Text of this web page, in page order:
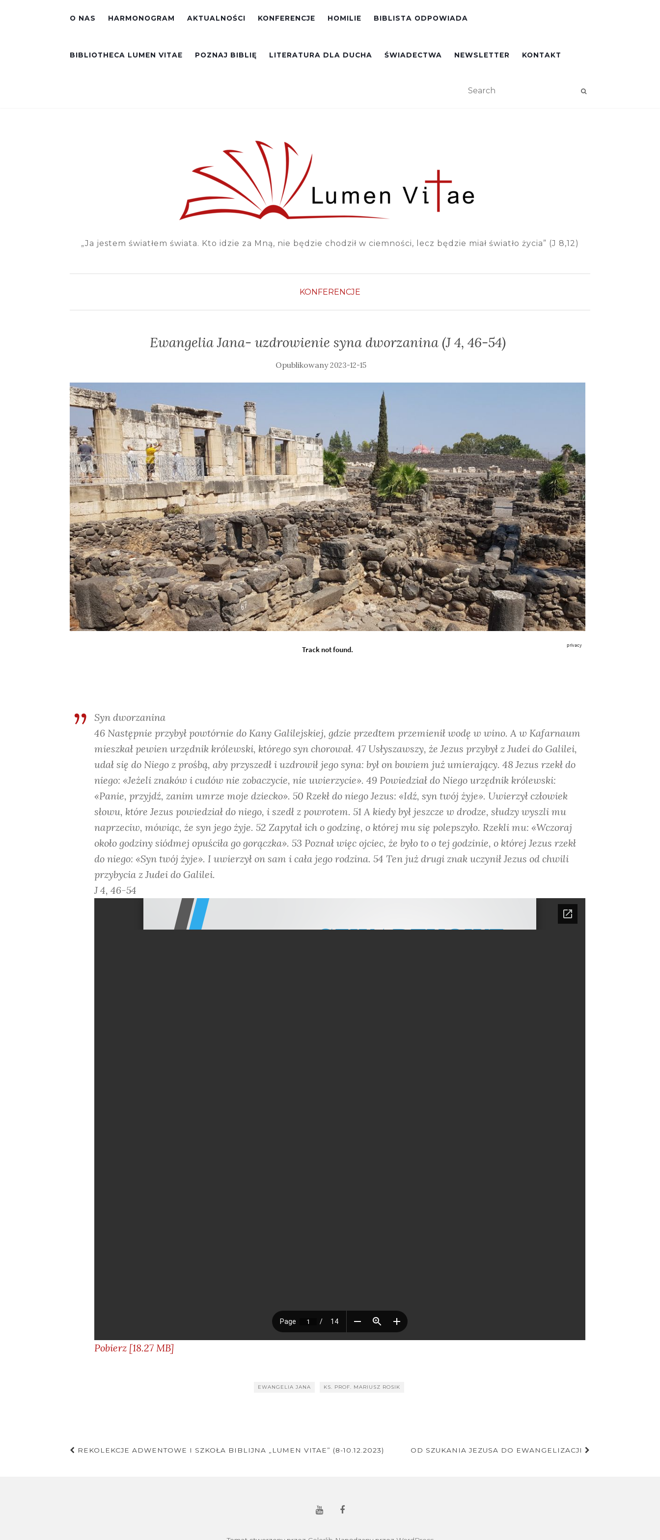
O NAS HARMONOGRAM AKTUALNOŚCI KONFERENCJE HOMILIE BIBLISTA ODPOWIADA
BIBLIOTHECA LUMEN VITAE POZNAJ BIBLIĘ LITERATURA DLA DUCHA ŚWIADECTWA NEWSLETTER KONTAKT
„Ja jestem światłem świata. Kto idzie za Mną, nie będzie chodził w ciemności, lecz będzie miał światło życia” (J 8,12)
KONFERENCJE
Ewangelia Jana- uzdrowienie syna dworzanina (J 4, 46-54)
2023-12-15
Syn dworzanina
46 Następnie przybył powtórnie do Kany Galilejskiej, gdzie przedtem przemienił wodę w wino. A w Kafarnaum
mieszkał pewien urzędnik królewski, którego syn chorował. 47 Usłyszawszy, że Jezus przybył z Judei do Galilei,
udał się do Niego z prośbą, aby przyszedł i uzdrowił jego syna: był on bowiem już umierający. 48 Jezus rzekł do
niego: «Jeżeli znaków i cudów nie zobaczycie, nie uwierzycie». 49 Powiedział do Niego urzędnik królewski:
«Panie, przyjdź, zanim umrze moje dziecko». 50 Rzekł do niego Jezus: «Idź, syn twój żyje». Uwierzył człowiek
słowu, które Jezus powiedział do niego, i szedł z powrotem. 51 A kiedy był jeszcze w drodze, słudzy wyszli mu
naprzeciw, mówiąc, że syn jego żyje. 52 Zapytał ich o godzinę, o której mu się polepszyło. Rzekli mu: «Wczoraj
około godziny siódmej opuściła go gorączka». 53 Poznał więc ojciec, że było to o tej godzinie, o której Jezus rzekł
do niego: «Syn twój żyje». I uwierzył on sam i cała jego rodzina. 54 Ten już drugi znak uczynił Jezus od chwili
przybycia z Judei do Galilei.
J 4, 46-54
Pobierz [18.27 MB]
EWANGELIA JANA KS. PROF. MARIUSZ ROSIK
Nawigacja
REKOLEKCJE ADWENTOWE I SZKOŁA BIBLIJNA „LUMEN VITAE” (8-10.12.2023) OD SZUKANIA JEZUSA DO EWANGELIZACJI